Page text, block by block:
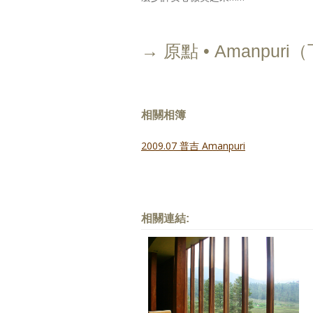
→ 原點 • Amanpuri（
相關相簿
2009.07 普吉 Amanpuri
相關連結: